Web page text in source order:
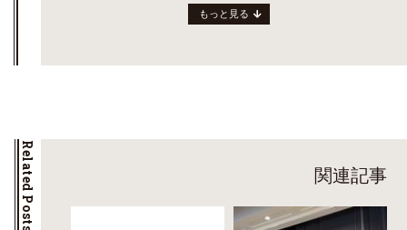
もっと見る
Related Posts 関連記事